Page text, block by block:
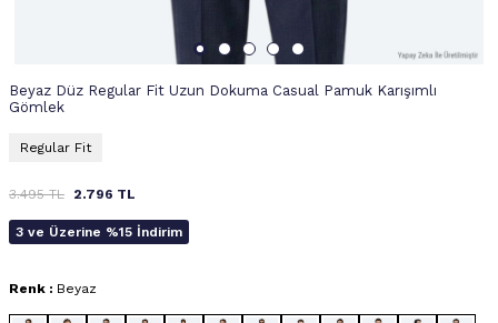
Beyaz Düz Regular Fit Uzun Dokuma Casual Pamuk Karışımlı
Gömlek
Regular Fit
3.495TL 2.796 TL
3 ve Üzerine %15 İndirim
Renk : Beyaz